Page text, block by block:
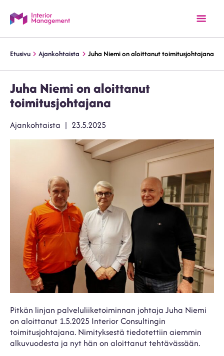
Etusivu Ajankohtaista Juha Niemi on aloittanut toimitusjohtajana
Juha Niemi on aloittanut
toimitusjohtajana
Kategoriat
Ajankohtaista Julkaistu
23.5.2025
Pitkän linjan palveluliiketoiminnan johtaja Juha Niemi
on aloittanut 1.5.2025 Interior Consultingin
toimitusjohtajana. Nimityksestä tiedotettiin aiemmin
alkuvuodesta ja nyt hän on aloittanut tehtävässään.